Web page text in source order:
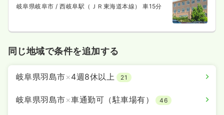
岐阜県岐阜市/ 西岐阜駅（ＪＲ東海道本線） 車15分
同じ地域で条件を追加する
岐阜県羽島市×4週8休以上 21
岐阜県羽島市×車通勤可（駐車場有） 46